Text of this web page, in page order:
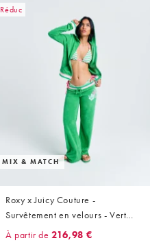
Réduc
MIX & MATCH
Roxy x Juicy Couture -
Survêtement en velours - Vert
moyen
À partir de 216,98 €